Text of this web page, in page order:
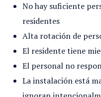
No hay suficiente
residentes
Alta rotación de
El residente tiene
El personal no
La instalación está